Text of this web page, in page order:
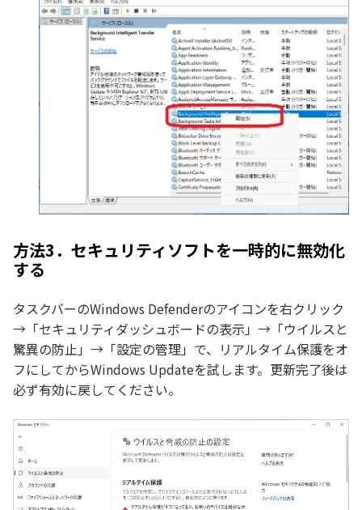
方法3．セキュリティソフトを一時的に無効化
する
タスクバーのWindows Defenderのアイコンを右クリック
→「セキュリティダッシュボードの表示」→「ウイルスと
驚異の防止」→「設定の管理」で、リアルタイム保護をオ
フにしてからWindows Updateを試します。更新完了後は
必ず有効に戻してください。